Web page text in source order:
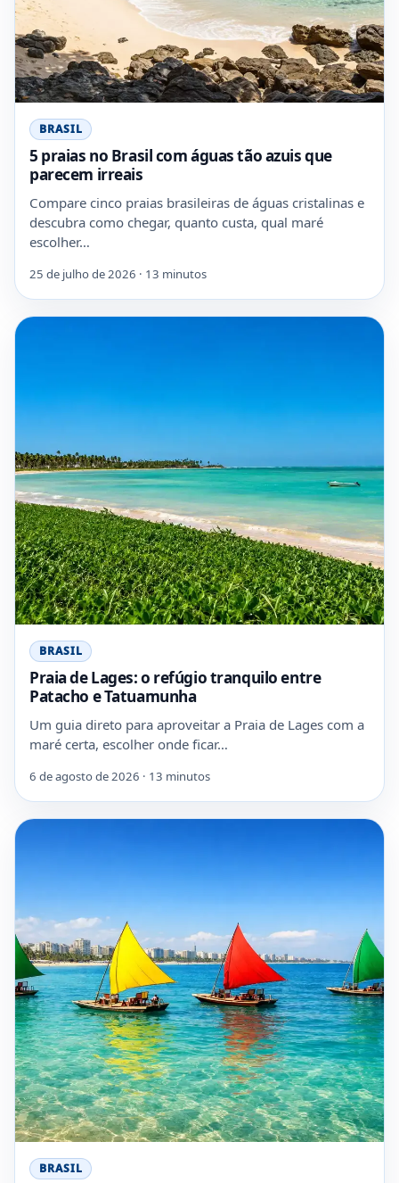
BRASIL
5 praias no Brasil com águas tão azuis que
parecem irreais
Compare cinco praias brasileiras de águas cristalinas e
descubra como chegar, quanto custa, qual maré
escolher…
25 de julho de 2026 · 13 minutos
BRASIL
Praia de Lages: o refúgio tranquilo entre
Patacho e Tatuamunha
Um guia direto para aproveitar a Praia de Lages com a
maré certa, escolher onde ficar…
6 de agosto de 2026 · 13 minutos
BRASIL